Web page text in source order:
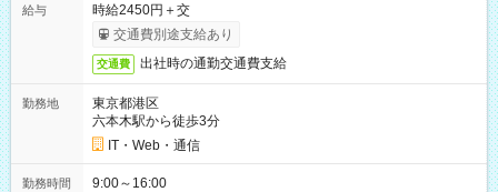
給与
時給2450円＋交
交通費別途支給あり
交通費 出社時の通勤交通費支給
勤務地
東京都港区
六本木駅から徒歩3分
IT・Web・通信
勤務時間 9:00～16:00